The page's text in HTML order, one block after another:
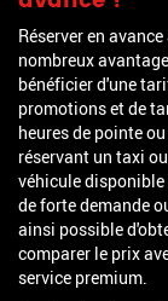
Réserver en
nombreux
bénéficier d'une
promotions et de
heures de pointe
réservant un taxi
véhicule disponible
de forte demande
ainsi possible
comparer le prix
service premium.